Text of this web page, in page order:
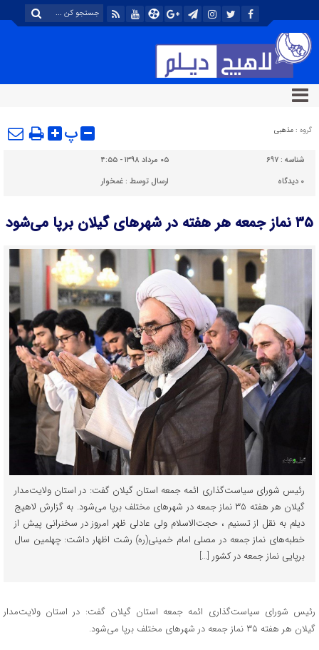
گروه : مذهبی پ
شناسه : ۶۹۷
۰۵ مرداد ۱۳۹۸ - ۴:۵۵
۰ دیدگاه ارسال توسط :غمخوار
۳۵ نماز جمعه هر هفته در شهرهای گیلان برپا می‌شود
رئیس شورای سیاست‌گذاری ائمه جمعه استان گیلان گفت: در استان ولایت‌مدار
گیلان هر هفته ۳۵ نماز جمعه در شهرهای مختلف برپا می‌شود. به گزارش لاهیج
دیلم به نقل از تسنیم ، حجت‌الاسلام ولی عادلی ظهر امروز در سخنرانی پیش از
خطبه‌های نماز جمعه در مصلی امام خمینی(ره) رشت اظهار داشت: چهلمین سال
برپایی نماز جمعه در کشور […]
رئیس شورای سیاست‌گذاری ائمه جمعه استان گیلان گفت: در استان ولایت‌مدار
گیلان هر هفته ۳۵ نماز جمعه در شهرهای مختلف برپا می‌شود.